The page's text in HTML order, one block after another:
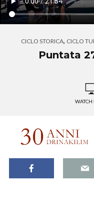
CICLO STORICA, CICLO
Puntata
WATCH